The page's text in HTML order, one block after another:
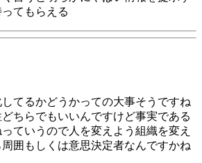
てもらえる
てるかどうかっての大事そうですね
ちらでもいいんですけど事実である
ていうので人を変えよう組織を変え
囲もしくは意思決定者なんですかね